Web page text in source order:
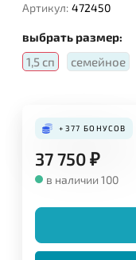
Артикул: 472450
выбрать размер:
1,5 сп
семейное
+377 БОНУСОВ
37 750₽
в наличии 100